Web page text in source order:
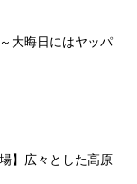
大晦日にはヤッパ
】広々とした高原